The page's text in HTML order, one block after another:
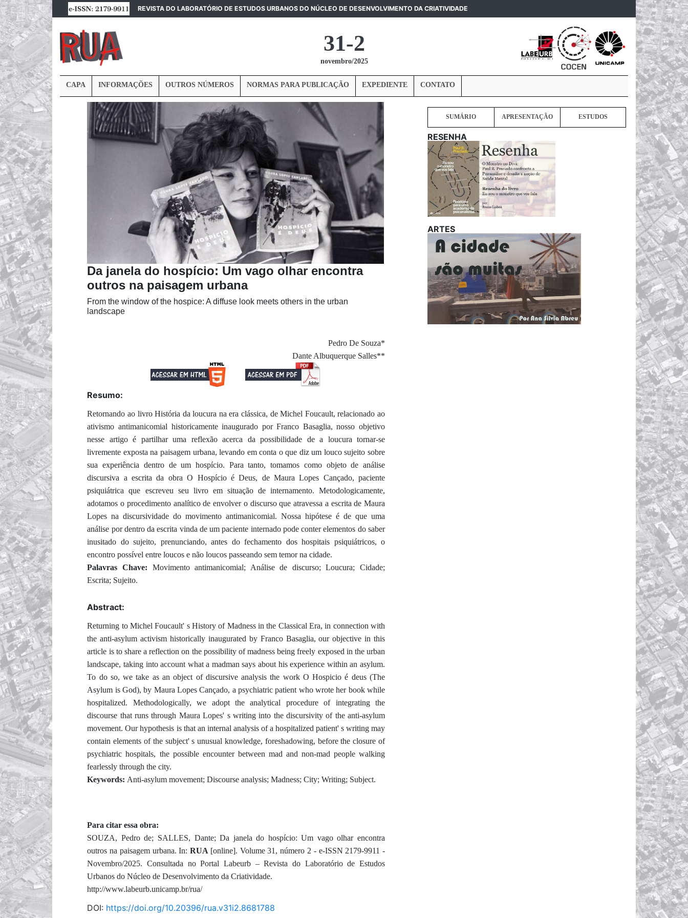
REVISTA DO LABORATÓRIO DE ESTUDOS URBANOS DO NÚCLEO DE DESENVOLVIMENTO DA CRIATIVIDADE
31-2
novembro/2025
CAPA INFORMAÇÕES OUTROS NÚMEROS NORMAS PARA PUBLICAÇÃO EXPEDIENTE CONTATO
Da janela do hospício: Um vago olhar encontra
outros na paisagem urbana
From the window of the hospice: A diffuse look meets others in the urban
landscape
Pedro De Souza*
Dante Albuquerque Salles**
Resumo:
Retornando ao livro História da loucura na era clássica, de Michel Foucault, relacionado ao
ativismo antimanicomial historicamente inaugurado por Franco Basaglia, nosso objetivo
nesse artigo é partilhar uma reflexão acerca da possibilidade de a loucura tornar-se
livremente exposta na paisagem urbana, levando em conta o que diz um louco sujeito sobre
sua experiência dentro de um hospício. Para tanto, tomamos como objeto de análise
discursiva a escrita da obra O Hospício é Deus, de Maura Lopes Cançado, paciente
psiquiátrica que escreveu seu livro em situação de internamento. Metodologicamente,
adotamos o procedimento analítico de envolver o discurso que atravessa a escrita de Maura
Lopes na discursividade do movimento antimanicomial. Nossa hipótese é de que uma
análise por dentro da escrita vinda de um paciente internado pode conter elementos do saber
inusitado do sujeito, prenunciando, antes do fechamento dos hospitais psiquiátricos, o
encontro possível entre loucos e não loucos passeando sem temor na cidade.
Palavras Chave: Movimento antimanicomial; Análise de discurso; Loucura; Cidade;
Escrita; Sujeito.
Abstract:
Returning to Michel Foucault' s History of Madness in the Classical Era, in connection with
the anti-asylum activism historically inaugurated by Franco Basaglia, our objective in this
article is to share a reflection on the possibility of madness being freely exposed in the urban
landscape, taking into account what a madman says about his experience within an asylum.
To do so, we take as an object of discursive analysis the work O Hospicio é deus (The
Asylum is God), by Maura Lopes Cançado, a psychiatric patient who wrote her book while
hospitalized. Methodologically, we adopt the analytical procedure of integrating the
discourse that runs through Maura Lopes' s writing into the discursivity of the anti-asylum
movement. Our hypothesis is that an internal analysis of a hospitalized patient' s writing may
contain elements of the subject' s unusual knowledge, foreshadowing, before the closure of
psychiatric hospitals, the possible encounter between mad and non-mad people walking
fearlessly through the city.
Keywords: Anti-asylum movement; Discourse analysis; Madness; City; Writing; Subject.
Para citar essa obra:
SOUZA, Pedro de; SALLES, Dante; Da janela do hospício: Um vago olhar encontra
outros na paisagem urbana. In:RUA [online]. Volume 31, número 2 - e-ISSN 2179-9911 -
Novembro/2025. Consultada no Portal Labeurb – Revista do Laboratório de Estudos
Urbanos do Núcleo de Desenvolvimento da Criatividade.
http://www.labeurb.unicamp.br/rua/
DOI: https://doi.org/10.20396/rua.v31i2.8681788
SUMÁRIO APRESENTAÇÃO ESTUDOS
RESENHA
ARTES